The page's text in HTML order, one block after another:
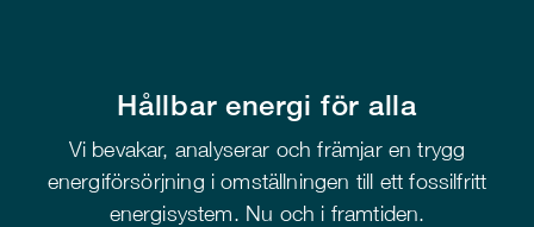
Hållbar energi för alla
Vi bevakar, analyserar och främjar en trygg
energiförsörjning i omställningen till ett fossilfritt
energisystem. Nu och i framtiden.